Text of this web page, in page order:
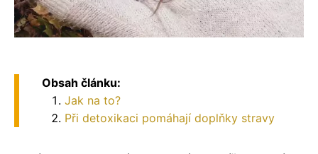
Obsah článku:
Jak na to?
Při detoxikaci pomáhají doplňky stravy